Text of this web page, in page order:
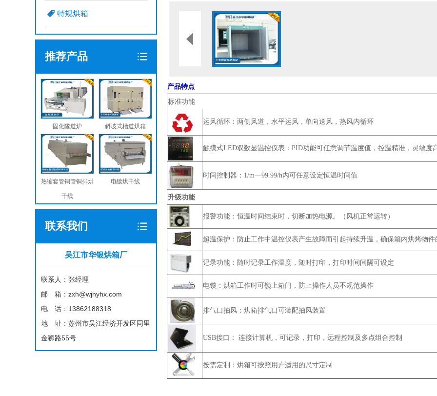
特规烘箱
推荐产品
固化隧道炉 斜坡式槽道烘箱
热缩套管铜管铜排烘
干线
电镀烘干线
联系我们
吴江市华银烘箱厂
联系人：张经理
邮 箱：zxh@wjhyhx.com
电 话：13862188318
地 址：苏州市吴江经济开发区同里
金狮路55号
产品特点
标准功能
运风循环：两侧风道，水平运风，单向送风，热风内循环
触摸式LED双数显温控仪表：PID功能可任意调节温度值，控温精准，灵敏度
时间控制器：1/m—99.99/h内可任意设定恒温时间值
升级功能
报警功能：恒温时间结束时，切断加热电源。（风机正常运转）
超温保护：防止工作中温控仪表产生故障而引起持续升温，确保箱内烘烤物件
记录功能：随时记录工作温度，随时打印，打印时间间隔可设定
电锁：烘箱工作时可锁上箱门，防止操作人员不规范操作
排气口抽风：烘箱排气口可装配抽风装置
USB接口： 连接计算机，可记录，打印，远程控制及多点组合控制
按需定制：烘箱可按照用户适用的尺寸定制